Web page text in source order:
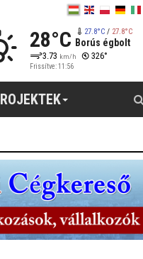
28°C 27.8°C/ 27.8°C
Borús égbolt
3.73 km/h 326°
Frissítve: 11:56